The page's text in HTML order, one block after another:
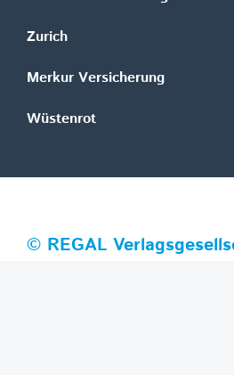
Zurich
Merkur Versicherung
Wüstenrot
© REGAL